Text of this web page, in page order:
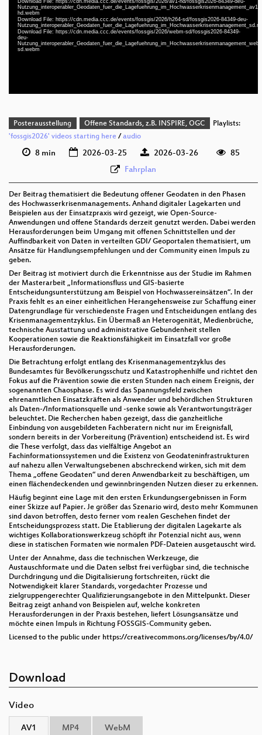
Nutzung_interoperabler_Geodaten_fuer_die_Lagefuehrung_im_Hochwasserkrisenmanagement_av1-
hd.webm
Download File: https://cdn.media.ccc.de/events/fossgis/2026/h264-sd/fossgis2026-84349-deu-
Download File: https://cdn.media.ccc.de/events/fossgis/2026/webm-sd/fossgis2026-84349-
deu-
sd.webm
deu 1080p (webm)
deu 1080p (webm;codecs=av01)
deu 576p (mp4)
Posterausstellung Offene Standards, z.B. INSPIRE, OGC
Playlists:
'fossgis2026' videos starting here /audio
8 min 2026-03-25 2026-03-26
85
Fahrplan
Der Beitrag thematisiert die Bedeutung offener Geodaten in den Phasen
des Hochwasserkrisenmanagements. Anhand digitaler Lagekarten und
Beispielen aus der Einsatzpraxis wird gezeigt, wie Open-Source-
Anwendungen und offene Standards derzeit genutzt werden. Dabei werden
Herausforderungen beim Umgang mit offenen Schnittstellen und der
Auffindbarkeit von Daten in verteilten GDI/ Geoportalen thematisiert, um
Ansätze für Handlungsempfehlungen und der Community einen Impuls zu
geben.
Der Beitrag ist motiviert durch die Erkenntnisse aus der Studie im Rahmen
der Masterarbeit „Informationsfluss und GIS-basierte
Entscheidungsunterstützung am Beispiel von Hochwassereinsätzen“. In der
Praxis fehlt es an einer einheitlichen Herangehensweise zur Schaffung einer
Datengrundlage für verschiedenste Fragen und Entscheidungen entlang des
Krisenmanagementzyklus. Ein Übermaß an Heterogenität, Medienbrüche,
technische Ausstattung und administrative Gebundenheit stellen
Kooperationen sowie die Reaktionsfähigkeit im Einsatzfall vor große
Herausforderungen.
Die Betrachtung erfolgt entlang des Krisenmanagementzyklus des
Bundesamtes für Bevölkerungsschutz und Katastrophenhilfe und richtet den
Fokus auf die Prävention sowie die ersten Stunden nach einem Ereignis, der
sogenannten Chaosphase. Es wird das Spannungsfeld zwischen
ehrenamtlichen Einsatzkräften als Anwender und behördlichen Strukturen
als Daten-/Informationsquelle und -senke sowie als Verantwortungsträger
beleuchtet. Die Recherchen haben gezeigt, dass die ganzheitliche
Einbindung von ausgebildeten Fachberatern nicht nur im Ereignisfall,
sondern bereits in der Vorbereitung (Prävention) entscheidend ist. Es wird
die These verfolgt, dass das vielfältige Angebot an
Fachinformationssystemen und die Existenz von Geodateninfrastrukturen
auf nahezu allen Verwaltungsebenen abschreckend wirken, sich mit dem
Thema „offene Geodaten“ und deren Anwendbarkeit zu beschäftigen, um
einen flächendeckenden und gewinnbringenden Nutzen dieser zu erkennen.
Häufig beginnt eine Lage mit den ersten Erkundungsergebnissen in Form
einer Skizze auf Papier. Je größer das Szenario wird, desto mehr Kommunen
sind davon betroffen, desto ferner vom realen Geschehen findet der
Entscheidungsprozess statt. Die Etablierung der digitalen Lagekarte als
wichtiges Kollaborationswerkzeug schöpft ihr Potenzial nicht aus, wenn
diese in statischen Formaten wie normalen PDF-Dateien ausgetauscht wird.
Unter der Annahme, dass die technischen Werkzeuge, die
Austauschformate und die Daten selbst frei verfügbar sind, die technische
Durchdringung und die Digitalisierung fortschreiten, rückt die
Notwendigkeit klarer Standards, vorgedachter Prozesse und
zielgruppengerechter Qualifizierungsangebote in den Mittelpunkt. Dieser
Beitrag zeigt anhand von Beispielen auf, welche konkreten
Herausforderungen in der Praxis bestehen, liefert Lösungsansätze und
möchte einen Impuls in Richtung FOSSGIS-Community geben.
Licensed to the public under https://creativecommons.org/licenses/by/4.0/
Download
Video
AV1 MP4 WebM